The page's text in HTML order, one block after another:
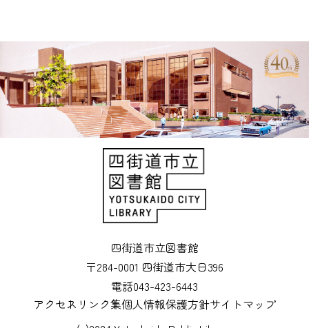
四街道市立図書館
〒284-0001 四街道市大日396
電話043-423-6443
アクセス リンク集個人情報保護方針サイトマップ